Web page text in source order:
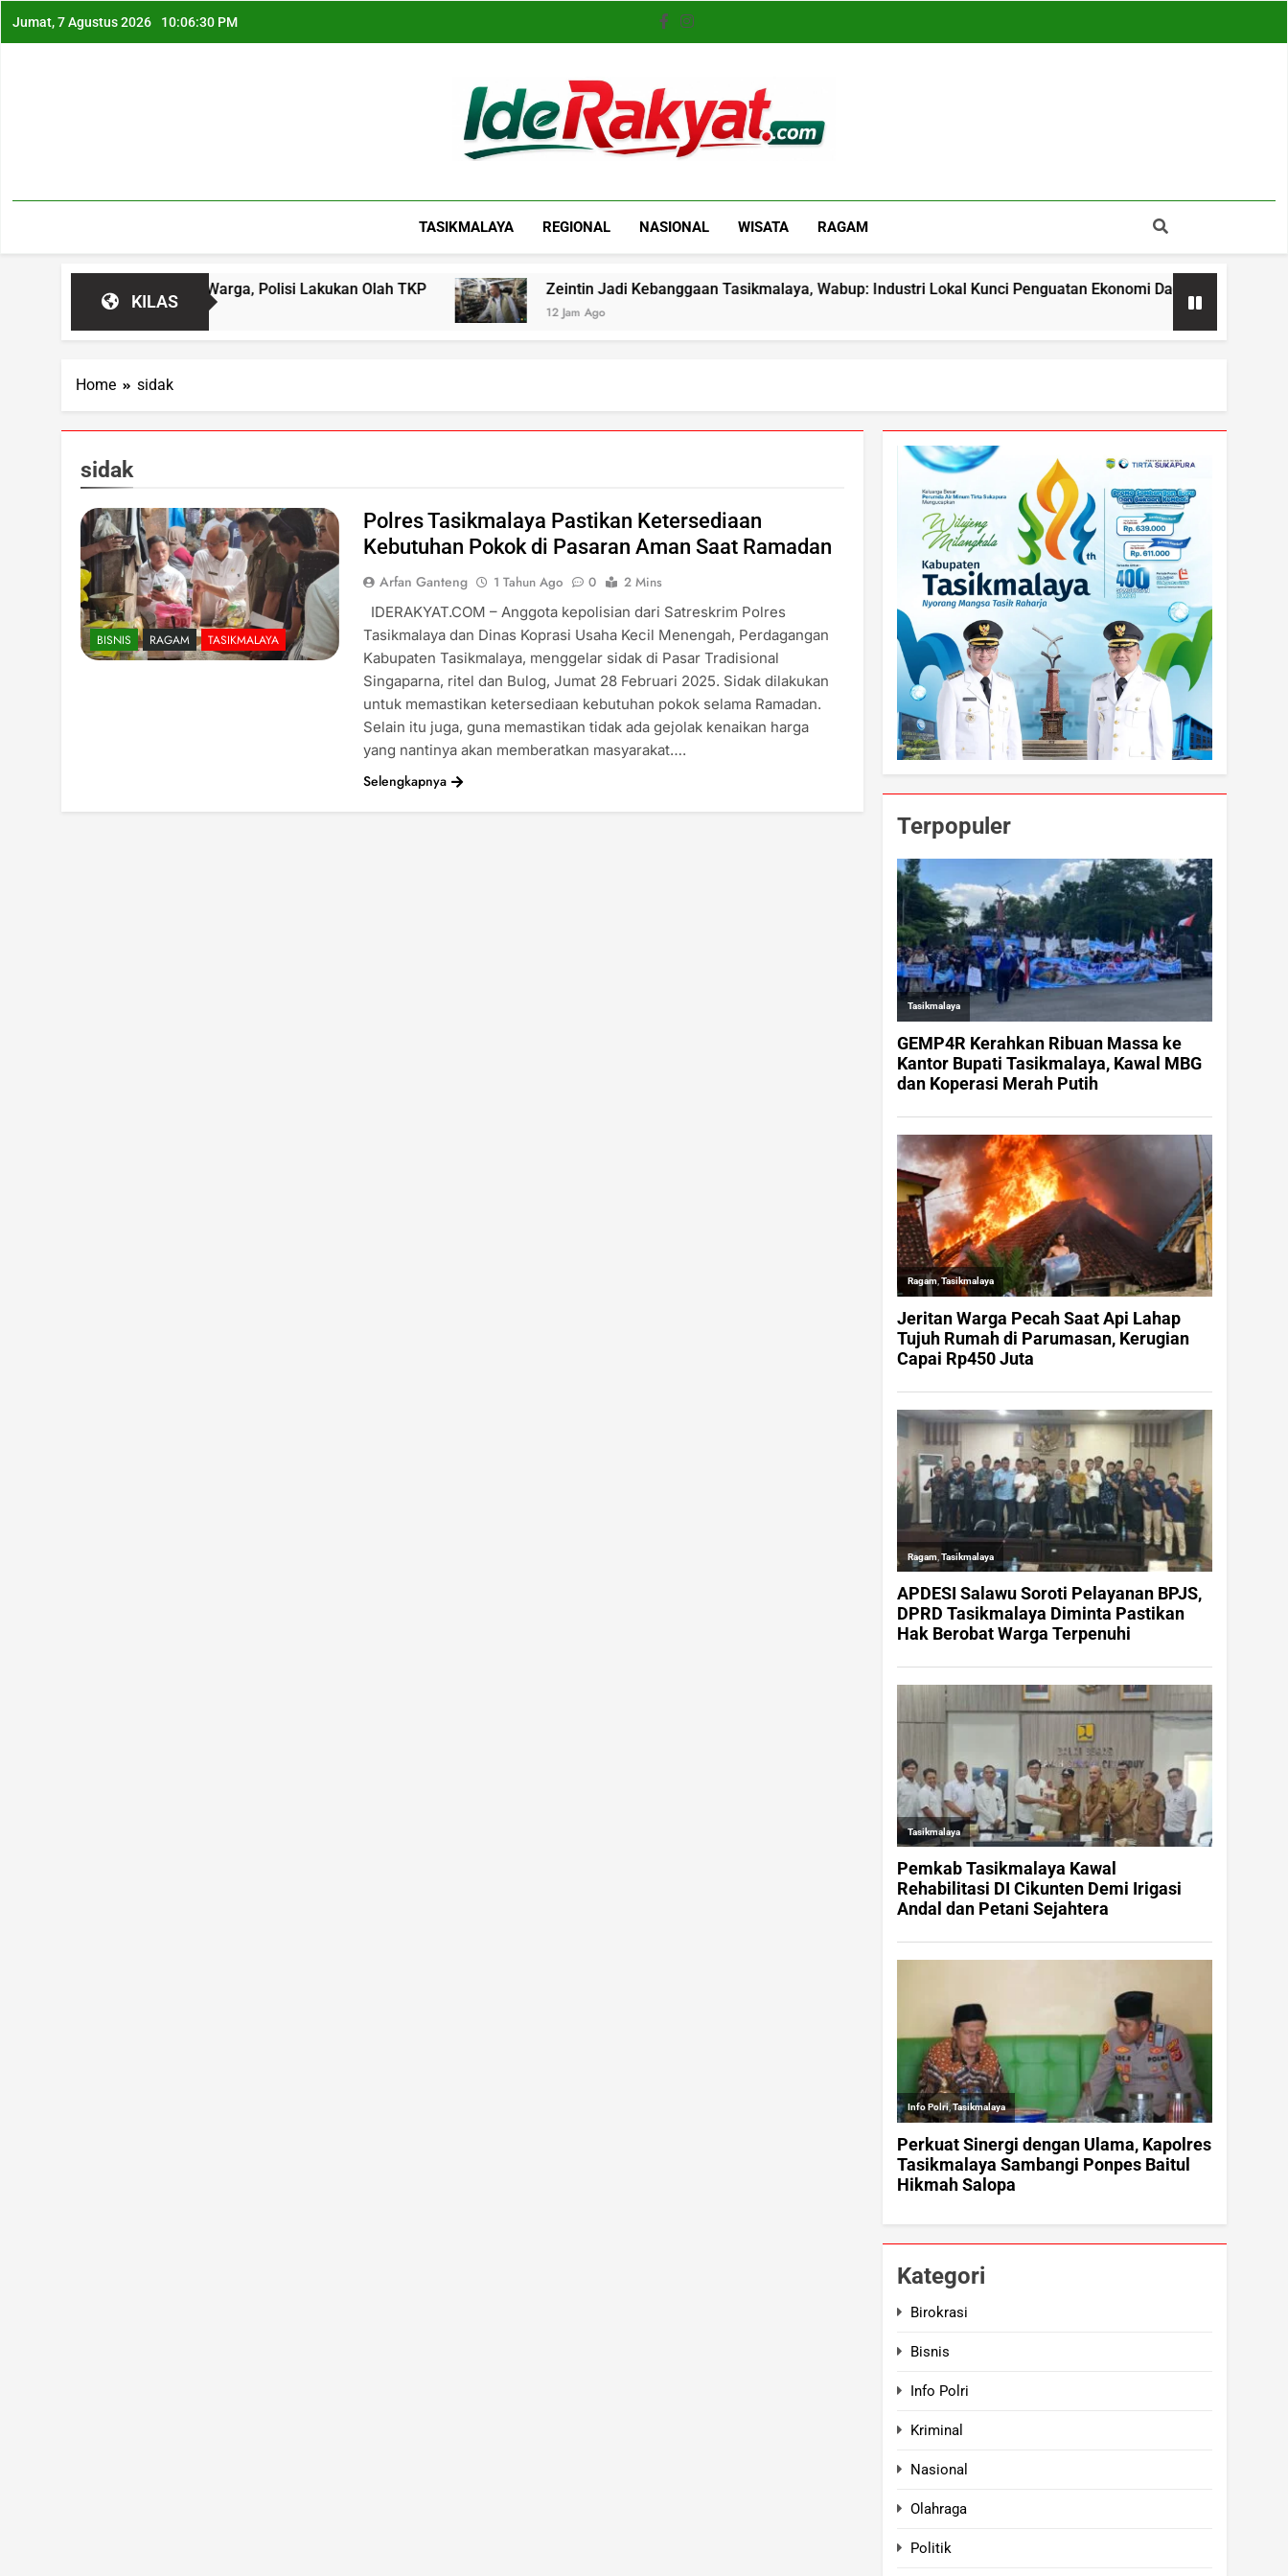
Jumat, 7 Agustus 2026 10:06:31 PM
Iderakyat.com
TASIKMALAYA REGIONAL NASIONAL WISATA RAGAM
KILAS
Hebohkan Warga, Polisi Lakukan Olah TKP Zeintin Jadi Kebanggaan Tasikmalaya, Wabup: Industri Lokal Kunci Penguatan Ekonomi Daerah
12 Jam Ago
Home sidak
sidak
BISNIS RAGAM TASIKMALAYA
Polres Tasikmalaya Pastikan Ketersediaan
Kebutuhan Pokok di Pasaran Aman Saat Ramadan
Arfan Ganteng 1 Tahun Ago 0
2 Mins
IDERAKYAT.COM – Anggota kepolisian dari Satreskrim Polres
Tasikmalaya dan Dinas Koprasi Usaha Kecil Menengah, Perdagangan
Kabupaten Tasikmalaya, menggelar sidak di Pasar Tradisional
Singaparna, ritel dan Bulog, Jumat 28 Februari 2025. Sidak dilakukan
untuk memastikan ketersediaan kebutuhan pokok selama Ramadan.
Selain itu juga, guna memastikan tidak ada gejolak kenaikan harga
yang nantinya akan memberatkan masyarakat….
Selengkapnya
Terpopuler
Kategori
Birokrasi
Bisnis
Info Polri
Kriminal
Nasional
Olahraga
Politik